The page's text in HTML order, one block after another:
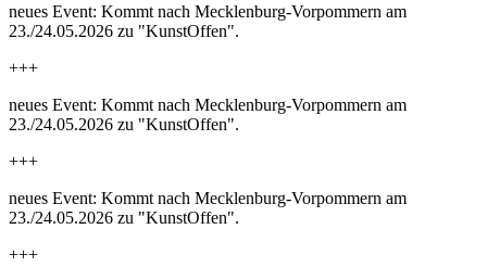
neues Event: Kommt nach Mecklenburg-Vorpommern am
23./24.05.2026 zu "KunstOffen".
+++
neues Event: Kommt nach Mecklenburg-Vorpommern am
23./24.05.2026 zu "KunstOffen".
+++
neues Event: Kommt nach Mecklenburg-Vorpommern am
23./24.05.2026 zu "KunstOffen".
+++